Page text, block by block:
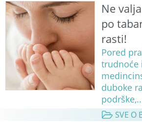
Ne
po
rasti!
Pored
trudnoće
duboke
SVE O